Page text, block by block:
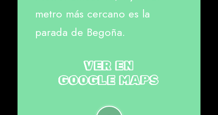
metro más cercano es la
parada de Begoña.
VER EN
GOOGLE MAPS